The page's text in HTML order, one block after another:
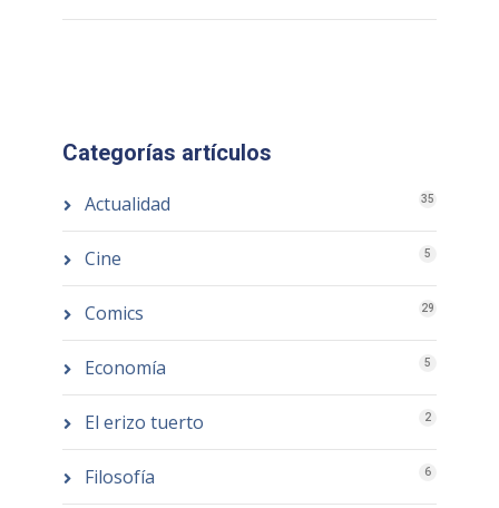
Categorías artículos
Actualidad 35
Cine 5
Comics 29
Economía 5
El erizo tuerto 2
Filosofía 6